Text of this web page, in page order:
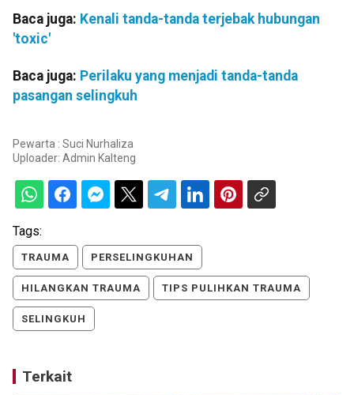
Baca juga: Kenali tanda-tanda terjebak hubungan
'toxic'
Baca juga: Perilaku yang menjadi tanda-tanda
pasangan selingkuh
Pewarta : Suci Nurhaliza
Uploader: Admin Kalteng
Tags:
TRAUMA PERSELINGKUHAN
HILANGKAN TRAUMA TIPS PULIHKAN TRAUMA
SELINGKUH
Terkait